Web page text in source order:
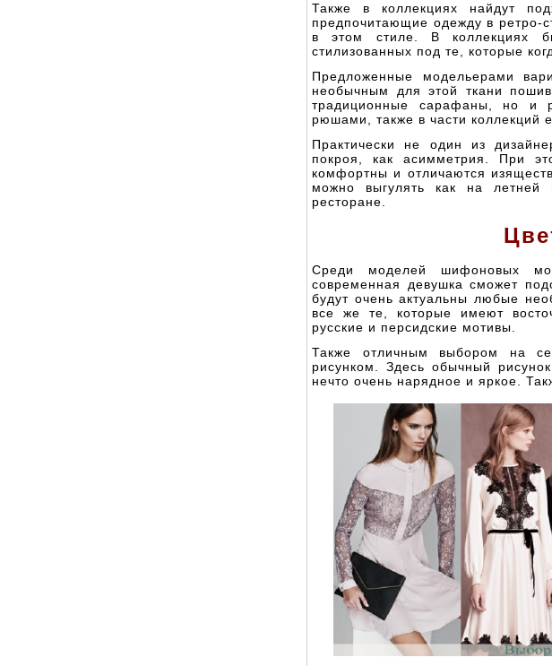
Также в коллекциях найдут
предпочитающие одежду в ретро-
в этом стиле. В коллекциях
стилизованных под те, которые
Предложенные модельерами
необычным для этой ткани
традиционные сарафаны, но и
рюшами, также в части коллекций
Практически не один из
покроя, как асимметрия. При
комфортны и отличаются
можно выгулять как на
ресторане.
Среди моделей шифоновых
современная девушка сможет
будут очень актуальны любые
все же те, которые имеют
русские и персидские мотивы.
Также отличным выбором на
рисунком. Здесь обычный
нечто очень нарядное и яркое.